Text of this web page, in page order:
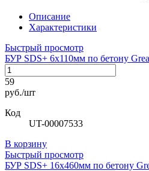
Описание
Характеристики
Быстрый просмотр
БУР SDS+ 6х110мм по бетону
59
руб./шт
Код
UT-00007533
В корзину
Быстрый просмотр
БУР SDS+ 16х460мм по бетону